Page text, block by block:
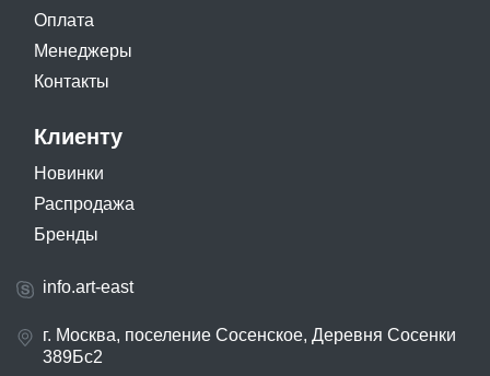
Оплата
Менеджеры
Контакты
Клиенту
Новинки
Распродажа
Бренды
info.art-east
г. Москва, поселение Сосенское, Деревня Сосенки
389Бс2